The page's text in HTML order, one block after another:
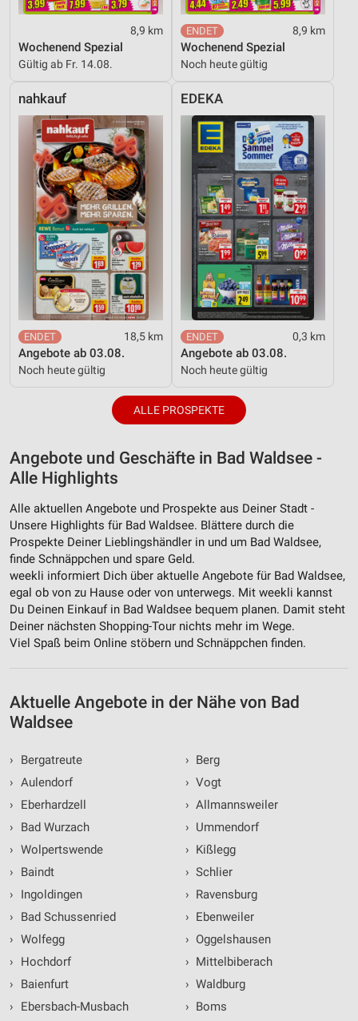
8,9 km
Wochenend Spezial
Gültig ab Fr. 14.08.
8,9 km
Wochenend Spezial
Noch heute gültig
nahkauf
18,5 km
Angebote ab 03.08.
Noch heute gültig
EDEKA
0,3 km
Angebote ab 03.08.
Noch heute gültig
ALLE PROSPEKTE
Angebote und Geschäfte in Bad Waldsee -
Alle Highlights
Alle aktuellen Angebote und Prospekte aus Deiner Stadt -
Unsere Highlights für Bad Waldsee. Blättere durch die
Prospekte Deiner Lieblingshändler in und um Bad Waldsee,
finde Schnäppchen und spare Geld.
weekli informiert Dich über aktuelle Angebote für Bad Waldsee,
egal ob von zu Hause oder von unterwegs. Mit weekli kannst
Du Deinen Einkauf in Bad Waldsee bequem planen. Damit steht
Deiner nächsten Shopping-Tour nichts mehr im Wege.
Viel Spaß beim Online stöbern und Schnäppchen finden.
Aktuelle Angebote in der Nähe von Bad
Waldsee
›
Bergatreute
› Aulendorf
›
Eberhardzell
›
Bad Wurzach
› Wolpertswende
›
Baindt
›
Ingoldingen
›
Bad Schussenried
› Wolfegg
›
Hochdorf
›
Baienfurt
›
Ebersbach-Musbach
› Berg
› Vogt
› Allmannsweiler
› Ummendorf
› Kißlegg
› Schlier
› Ravensburg
› Ebenweiler
› Oggelshausen
› Mittelbiberach
› Waldburg
› Boms